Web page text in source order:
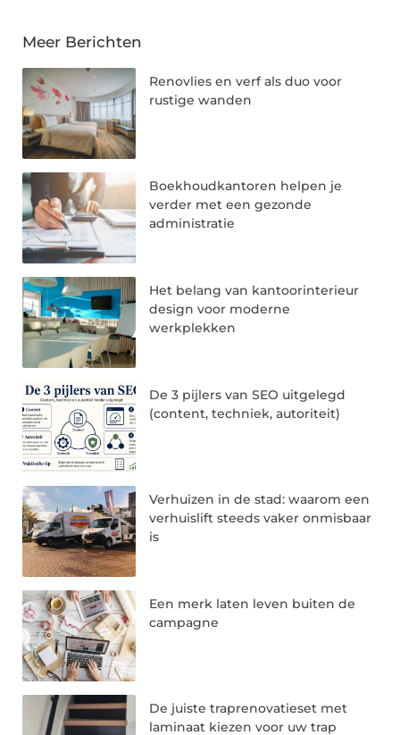
Meer Berichten
Renovlies en verf als duo voor
rustige wanden
Boekhoudkantoren helpen je
verder met een gezonde
administratie
Het belang van kantoorinterieur
design voor moderne
werkplekken
De 3 pijlers van SEO uitgelegd
(content, techniek, autoriteit)
Verhuizen in de stad: waarom een
verhuislift steeds vaker onmisbaar
is
Een merk laten leven buiten de
campagne
De juiste traprenovatieset met
laminaat kiezen voor uw trap